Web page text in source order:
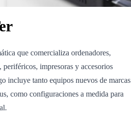
que comercializa ordenadores,
periféricos, impresoras y accesorios
incluye tanto equipos nuevos de marcas
como configuraciones a medida para